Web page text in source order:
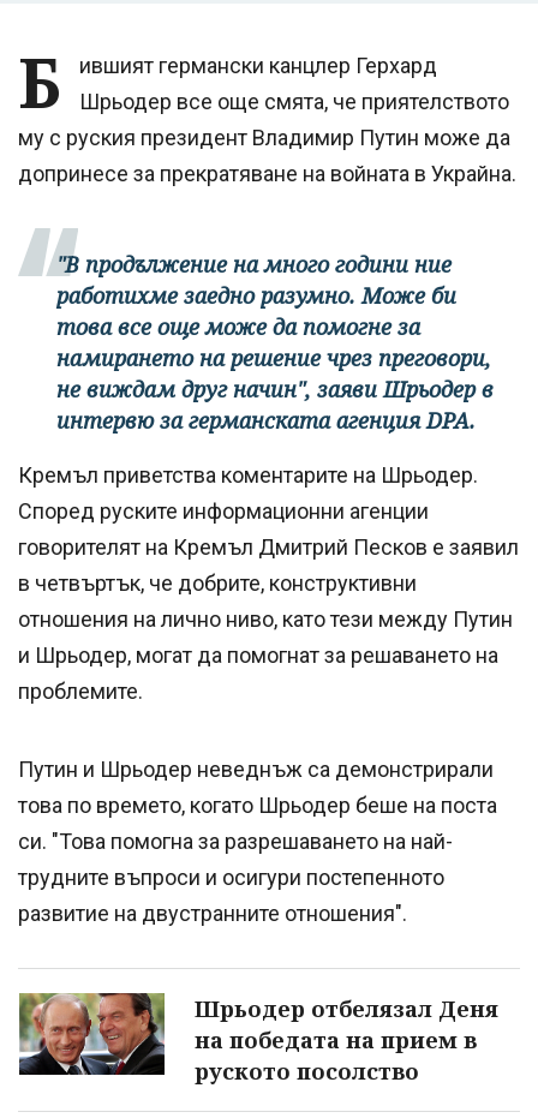
Б
ившият германски канцлер Герхард
Шрьодер все още смята, че приятелството
му с руския президент Владимир Путин може да
допринесе за прекратяване на войната в Украйна.
"В продължение на много години ние
работихме заедно разумно. Може би
това все още може да помогне за
намирането на решение чрез преговори,
не виждам друг начин", заяви Шрьодер в
интервю за германската агенция DPA.
Кремъл приветства коментарите на Шрьодер.
Според руските информационни агенции
говорителят на Кремъл Дмитрий Песков е заявил
в четвъртък, че добрите, конструктивни
отношения на лично ниво, като тези между Путин
и Шрьодер, могат да помогнат за решаването на
проблемите.
Путин и Шрьодер неведнъж са демонстрирали
това по времето, когато Шрьодер беше на поста
си. "Това помогна за разрешаването на най-
трудните въпроси и осигури постепенното
развитие на двустранните отношения".
Шрьодер отбелязал Деня
на победата на прием в
руското посолство